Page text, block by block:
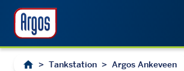
> Tankstation > Argos Ankeveen